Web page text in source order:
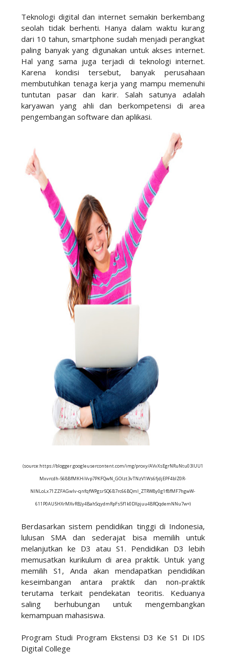
Teknologi digital dan internet semakin berkembang
seolah tidak berhenti. Hanya dalam waktu kurang
dari 10 tahun, smartphone sudah menjadi perangkat
paling banyak yang digunakan untuk akses internet.
Hal yang sama juga terjadi di teknologi internet.
Karena kondisi tersebut, banyak perusahaan
membutuhkan tenaga kerja yang mampu memenuhi
tuntutan pasar dan karir. Salah satunya adalah
karyawan yang ahli dan berkompetensi di area
pengembangan software dan aplikasi.
(source:https://blogger.googleusercontent.com/img/proxy/AVvXsEgrNRuNtu03lUU1
Mxvrcdh-568BfMKHiVvp7PKFQwN_GOlzt3vTNzV1Ws6fjdjEPF4bIZ0R-
NINLoLx71ZZFAGwIv-qnfqfWPgsr5Q6B7rc66BQmI_ZTRW8y0g1f8fMF7hgwW-
611P0AU5HXrMXvRBJy4BahSqydmRpFs5f1k0DXpjuu4BRQqdemNNu7w=)
Berdasarkan sistem pendidikan tinggi di Indonesia,
lulusan SMA dan sederajat bisa memilih untuk
melanjutkan ke D3 atau S1. Pendidikan D3 lebih
memusatkan kurikulum di area praktik. Untuk yang
memilih S1, Anda akan mendapatkan pendidikan
keseimbangan antara praktik dan non-praktik
terutama terkait pendekatan teoritis. Keduanya
saling berhubungan untuk mengembangkan
kemampuan mahasiswa.
Program Studi Program Ekstensi D3 Ke S1 Di IDS
Digital College